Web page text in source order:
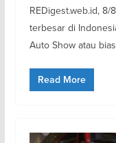
REDigest.web.id,
terbesar di
Auto Show atau
Read More